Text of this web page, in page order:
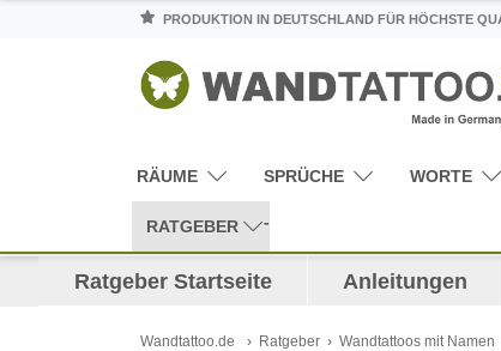
PRODUKTION IN DEUTSCHLAND FÜR HÖCHSTE
RÄUME SPRÜCHE WORTE
RATGEBER
Ratgeber Startseite Anleitungen
Wandtattoo.de Ratgeber Wandtattoos mit Namen